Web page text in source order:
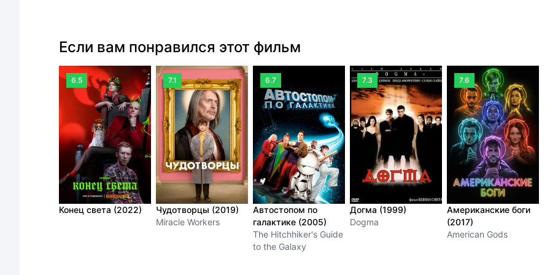
Если вам понравился этот фильм
6.5
Конец света (2022)
7.1
Чудотворцы (2019)
Miracle Workers
6.7
Автостопом по
галактике (2005)
The Hitchhiker's Guide
to the Galaxy
7.3
Догма (1999)
Dogma
7.6
Американские боги
(2017)
American Gods